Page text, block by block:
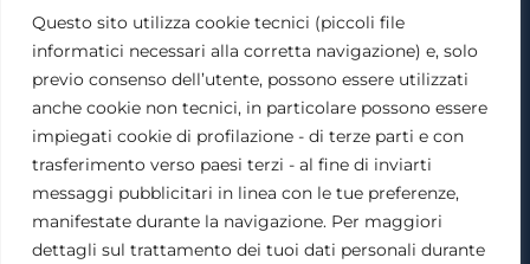
Questo sito utilizza cookie tecnici (piccoli file
informatici necessari alla corretta navigazione) e, solo
previo consenso dell’utente, possono essere utilizzati
anche cookie non tecnici, in particolare possono essere
impiegati cookie di profilazione - di terze parti e con
trasferimento verso paesi terzi - al fine di inviarti
messaggi pubblicitari in linea con le tue preferenze,
manifestate durante la navigazione. Per maggiori
dettagli sul trattamento dei tuoi dati personali durante
Menù
Home
Professionisti
Attività
Contributi editoriali
Contatti